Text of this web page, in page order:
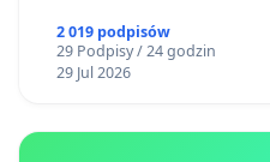
2 019 podpisów
29 Podpisy / 24 godzin
29 Jul 2026